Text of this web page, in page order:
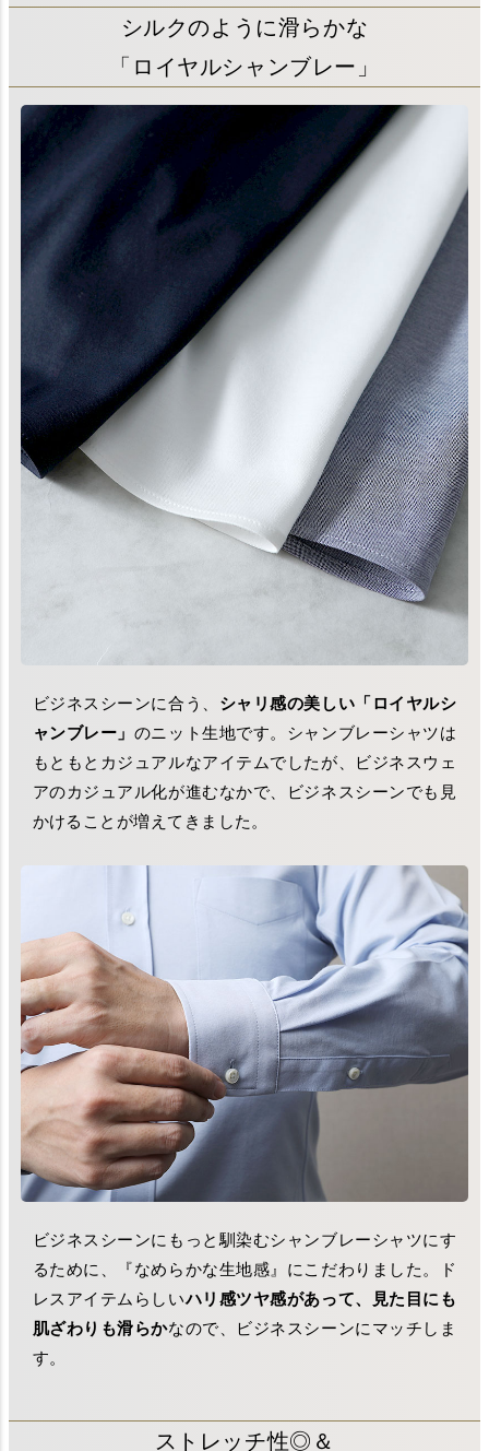
シルクのように滑らかな
「ロイヤルシャンブレー」
ビジネスシーンに合う、 シャリ感の美しい「ロイヤルシ
ャンブレー」 のニット生地です。シャンブレーシャツは
もともとカジュアルなアイテムでしたが、ビジネスウェ
アのカジュアル化が進むなかで、ビジネスシーンでも見
かけることが増えてきました。
ビジネスシーンにもっと馴染むシャンブレーシャツにす
るために、『なめらかな生地感』にこだわりました。ド
レスアイテムらしいハリ感ツヤ感があって、見た目にも
肌ざわりも滑らかなので、ビジネスシーンにマッチしま
す。
ストレッチ性◎＆